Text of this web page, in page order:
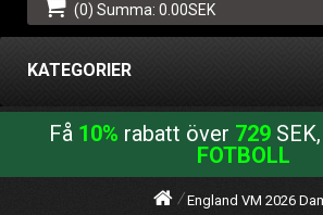
(0) Summa: 0.00SEK
KATEGORIER
Få 10% rabatt över 729
FOTBOLL
England VM 2026